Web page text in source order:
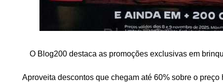
O Blog200 destaca as promoções exclusivas em
Aproveita descontos que chegam até 60% sobre o